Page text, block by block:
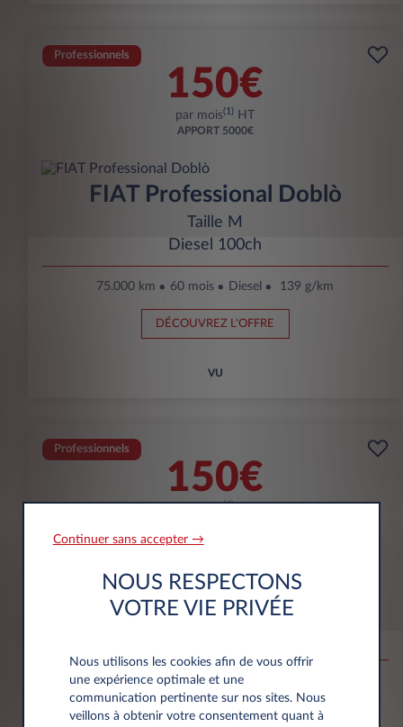
Professionnels
150€
par mois(1) HT
APPORT 5000€
FIAT Professional Doblò
Taille M
Diesel 100ch
75.000 km 60 mois Diesel 139 g/km
DÉCOUVREZ L'OFFRE
VU
Professionnels
150€
(1)
Opel Combo
CARGO
75.000 km 60 mois Diesel
DÉCOUVREZ L'OFFRE
Continuer sans accepter →
NOUS RESPECTONS
VOTRE VIE PRIVÉE
Nous utilisons les cookies afin de vous offrir
une expérience optimale et une
communication pertinente sur nos sites. Nous
veillons à obtenir votre consentement quant à